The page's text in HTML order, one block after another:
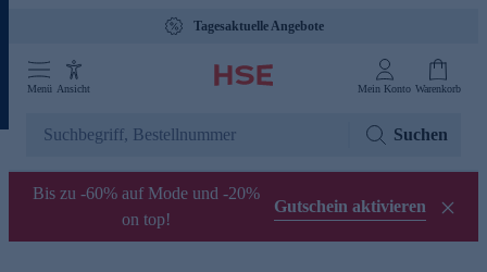
Tagesaktuelle Angebote
Menü Ansicht Mein Konto Warenkorb
Suchen
Bis zu -60% auf Mode und -20%
on top!
Gutschein aktivieren